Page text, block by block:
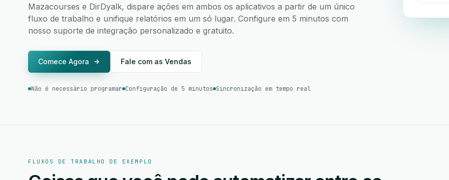
Mazacourses e DirDyalk, dispare ações em ambos os aplicativos a partir de um único
fluxo de trabalho e unifique relatórios em um só lugar. Configure em 5 minutos com
nosso suporte de integração personalizado e gratuito.
Comece Agora Fale com as Vendas
Não é necessário programar Configuração de 5 minutos Sincronização em tempo real
FLUXOS DE TRABALHO DE EXEMPLO